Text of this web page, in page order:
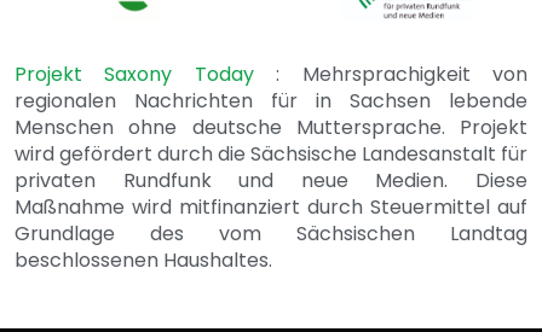
Projekt Saxony Today: Mehrsprachigkeit von
regionalen Nachrichten für in Sachsen lebende
Menschen ohne deutsche Muttersprache. Projekt
wird gefördert durch die Sächsische Landesanstalt für
privaten Rundfunk und neue Medien. Diese
Maßnahme wird mitfinanziert durch Steuermittel auf
Grundlage des vom Sächsischen Landtag
beschlossenen Haushaltes.